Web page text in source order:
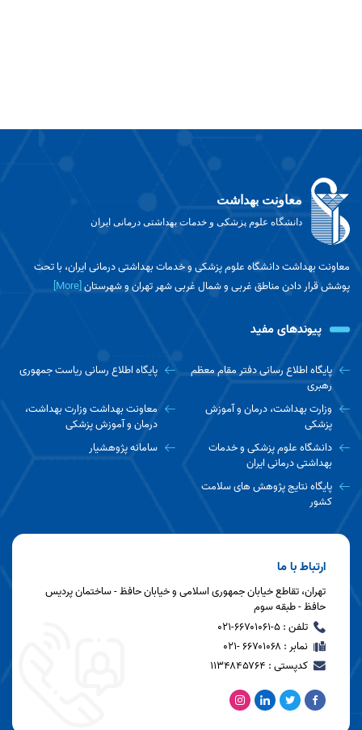
معاونت بهداشت
دانشگاه علوم پزشکی و خدمات بهداشتی درمانی ایران
معاونت بهداشت دانشگاه علوم پزشکی و خدمات بهداشتی درمانی ایران، با تحت
پوشش قرار دادن مناطق غربی و شمال غربی شهر تهران و شهرستان[More]
پیوندهای مفید
پایگاه اطلاع رسانی دفتر مقام معظم
رهبری
پایگاه اطلاع رسانی ریاست جمهوری
وزارت بهداشت، درمان و آموزش
پزشکی
معاونت بهداشت وزارت بهداشت،
درمان و آموزش پزشکی
دانشگاه علوم پزشکی و خدمات
بهداشتی درمانی ایران
سامانه پژوهشیار
پایگاه نتایج پژوهش های سلامت
کشور
ارتباط با ما
تهران، تقاطع خیابان جمهوری اسلامی و خیابان حافظ - ساختمان پردیس
حافظ - طبقه سوم
تلفن : ۵-۶۶۷۰۱۰۶۱-۰۲۱
نمابر : ۶۶۷۰۱۰۶۸ -۰۲۱
کدپستی : ۱۱۳۴۸۴۵۷۶۴